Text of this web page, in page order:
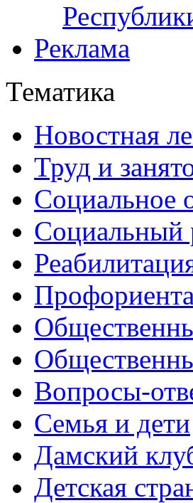
Реклама
Тематика
Новостная
Труд и
Социальное
Социальный
Вопросы-
Семья и дети
Дамский
Детская